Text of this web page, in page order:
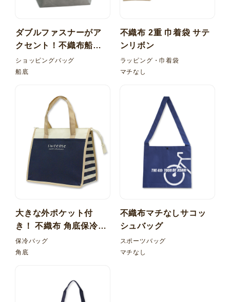
ダブルファスナーがア
クセント！不織布船底
バッグ 内ポケット
ショッピングバッグ
船底
不織布 2重 巾着袋 サテ
ンリボン
ラッピング・巾着袋
マチなし
大きな外ポケット付
き！ 不織布 角底保冷バ
ッグ 内ポケット
保冷バッグ
角底
不織布マチなしサコッ
シュバッグ
スポーツバッグ
マチなし